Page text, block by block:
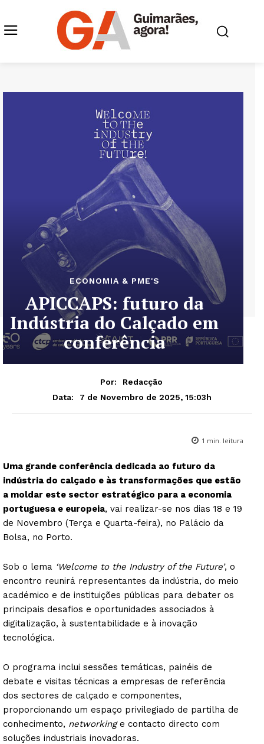
ECONOMIA & PME'S
APICCAPS: futuro da
Indústria do Calçado em
conferência
Por:
Redacção
Data:
7 de Novembro de 2025, 15:03h
1 min. leitura
Uma grande conferência dedicada ao futuro da
indústria do calçado e às transformações que estão
a moldar este sector estratégico para a economia
portuguesa e europeia, vai realizar-se nos dias 18 e 19
de Novembro (Terça e Quarta-feira), no Palácio da
Bolsa, no Porto.
Sob o lema ‘Welcome to the Industry of the Future’, o
encontro reunirá representantes da indústria, do meio
académico e de instituições públicas para debater os
principais desafios e oportunidades associados à
digitalização, à sustentabilidade e à inovação
tecnológica.
O programa inclui sessões temáticas, painéis de
debate e visitas técnicas a empresas de referência
dos sectores de calçado e componentes,
proporcionando um espaço privilegiado de partilha de
conhecimento, networkinge contacto directo com
soluções industriais inovadoras.